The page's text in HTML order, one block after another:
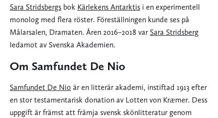
Sara Stridsbergs bok Kärlekens Antarktis i en experimentell
monolog med flera röster. Föreställningen kunde ses på
Målarsalen, Dramaten. Åren 2016–2018 var Sara Stridsberg
ledamot av Svenska Akademien.
Om Samfundet De Nio
Samfundet De Nio är en litterär akademi, instiftad 1913 efter
en stor testamentarisk donation av Lotten von Kræmer. Dess
uppgift är främst att främja svensk skönlitteratur genom